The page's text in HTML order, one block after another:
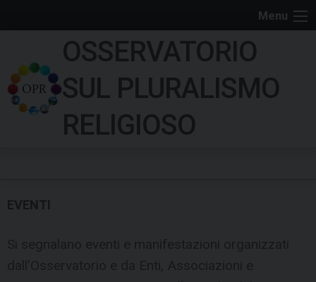
k
Menu
OSSERVATORIO
SUL PLURALISMO
RELIGIOSO